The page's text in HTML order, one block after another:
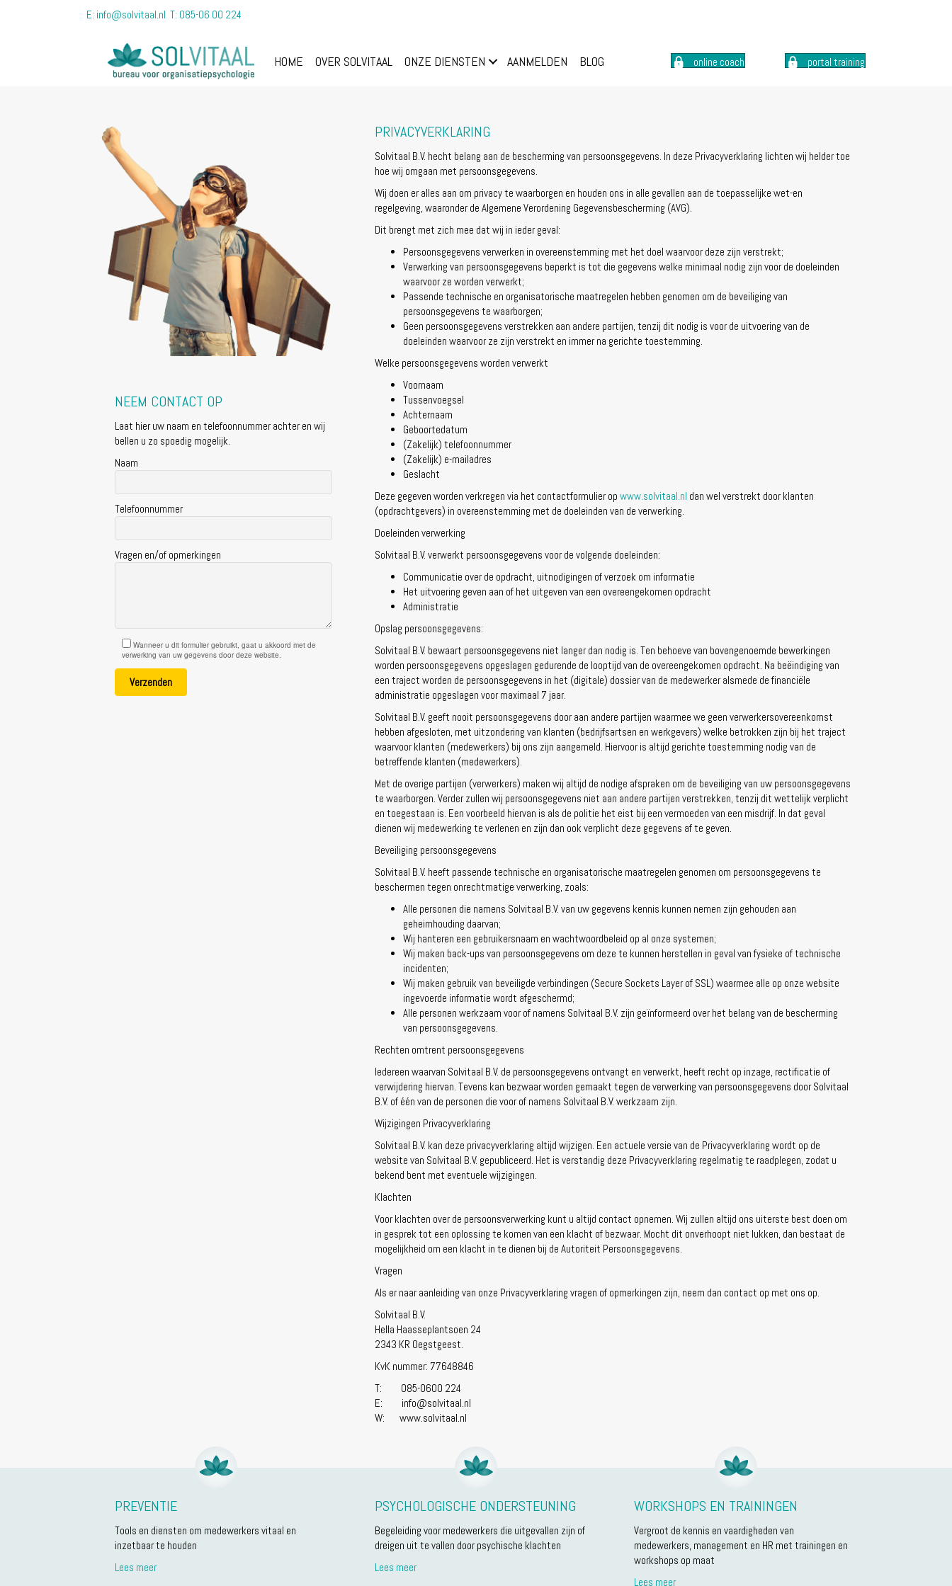
E: info@solvitaal.nl T: 085-06 00 224
HOME OVER SOLVITAAL ONZE DIENSTEN AANMELDEN BLOG online coach portal training
NEEM CONTACT OP
Laat hier uw naam en telefoonnummer achter en wij
bellen u zo spoedig mogelijk.
Naam
Telefoonnummer
Vragen en/of opmerkingen
Wanneer u dit formulier gebruikt, gaat u akkoord met de
verwerking van uw gegevens door deze website.
PRIVACYVERKLARING
Solvitaal B.V. hecht belang aan de bescherming van persoonsgegevens. In deze Privacyverklaring lichten wij helder toe
hoe wij omgaan met persoonsgegevens.
Wij doen er alles aan om privacy te waarborgen en houden ons in alle gevallen aan de toepasselijke wet-en
regelgeving, waaronder de Algemene Verordening Gegevensbescherming (AVG).
Dit brengt met zich mee dat wij in ieder geval:
Persoonsgegevens verwerken in overeenstemming met het doel waarvoor deze zijn verstrekt;
Verwerking van persoonsgegevens beperkt is tot die gegevens welke minimaal nodig zijn voor de doeleinden
waarvoor ze worden verwerkt;
Passende technische en organisatorische maatregelen hebben genomen om de beveiliging van
persoonsgegevens te waarborgen;
Geen persoonsgegevens verstrekken aan andere partijen, tenzij dit nodig is voor de uitvoering van de
doeleinden waarvoor ze zijn verstrekt en immer na gerichte toestemming.
Welke persoonsgegevens worden verwerkt
Voornaam
Tussenvoegsel
Achternaam
Geboortedatum
(Zakelijk) telefoonnummer
(Zakelijk) e-mailadres
Geslacht
Deze gegeven worden verkregen via het contactformulier op www.solvitaal.nl dan wel verstrekt door klanten
(opdrachtgevers) in overeenstemming met de doeleinden van de verwerking.
Doeleinden verwerking
Solvitaal B.V. verwerkt persoonsgegevens voor de volgende doeleinden:
Communicatie over de opdracht, uitnodigingen of verzoek om informatie
Het uitvoering geven aan of het uitgeven van een overeengekomen opdracht
Administratie
Opslag persoonsgegevens:
Solvitaal B.V. bewaart persoonsgegevens niet langer dan nodig is. Ten behoeve van bovengenoemde bewerkingen
worden persoonsgegevens opgeslagen gedurende de looptijd van de overeengekomen opdracht. Na beëindiging van
een traject worden de persoonsgegevens in het (digitale) dossier van de medewerker alsmede de financiële
administratie opgeslagen voor maximaal 7 jaar.
Solvitaal B.V. geeft nooit persoonsgegevens door aan andere partijen waarmee we geen verwerkersovereenkomst
hebben afgesloten, met uitzondering van klanten (bedrijfsartsen en werkgevers) welke betrokken zijn bij het traject
waarvoor klanten (medewerkers) bij ons zijn aangemeld. Hiervoor is altijd gerichte toestemming nodig van de
betreffende klanten (medewerkers).
Met de overige partijen (verwerkers) maken wij altijd de nodige afspraken om de beveiliging van uw persoonsgegevens
te waarborgen. Verder zullen wij persoonsgegevens niet aan andere partijen verstrekken, tenzij dit wettelijk verplicht
en toegestaan is. Een voorbeeld hiervan is als de politie het eist bij een vermoeden van een misdrijf. In dat geval
dienen wij medewerking te verlenen en zijn dan ook verplicht deze gegevens af te geven.
Beveiliging persoonsgegevens
Solvitaal B.V. heeft passende technische en organisatorische maatregelen genomen om persoonsgegevens te
beschermen tegen onrechtmatige verwerking, zoals:
Alle personen die namens Solvitaal B.V. van uw gegevens kennis kunnen nemen zijn gehouden aan
geheimhouding daarvan;
Wij hanteren een gebruikersnaam en wachtwoordbeleid op al onze systemen;
Wij maken back-ups van persoonsgegevens om deze te kunnen herstellen in geval van fysieke of technische
incidenten;
Wij maken gebruik van beveiligde verbindingen (Secure Sockets Layer of SSL) waarmee alle op onze website
ingevoerde informatie wordt afgeschermd;
Alle personen werkzaam voor of namens Solvitaal B.V. zijn geïnformeerd over het belang van de bescherming
van persoonsgegevens.
Rechten omtrent persoonsgegevens
Iedereen waarvan Solvitaal B.V. de persoonsgegevens ontvangt en verwerkt, heeft recht op inzage, rectificatie of
verwijdering hiervan. Tevens kan bezwaar worden gemaakt tegen de verwerking van persoonsgegevens door Solvitaal
B.V. of één van de personen die voor of namens Solvitaal B.V. werkzaam zijn.
Wijzigingen Privacyverklaring
Solvitaal B.V. kan deze privacyverklaring altijd wijzigen. Een actuele versie van de Privacyverklaring wordt op de
website van Solvitaal B.V. gepubliceerd. Het is verstandig deze Privacyverklaring regelmatig te raadplegen, zodat u
bekend bent met eventuele wijzigingen.
Klachten
Voor klachten over de persoonsverwerking kunt u altijd contact opnemen. Wij zullen altijd ons uiterste best doen om
in gesprek tot een oplossing te komen van een klacht of bezwaar. Mocht dit onverhoopt niet lukken, dan bestaat de
mogelijkheid om een klacht in te dienen bij de Autoriteit Persoonsgegevens.
Vragen
Als er naar aanleiding van onze Privacyverklaring vragen of opmerkingen zijn, neem dan contact op met ons op.
Solvitaal B.V.
Hella Haasseplantsoen 24
2343 KR Oegstgeest.
KvK nummer: 77648846
T: 085-0600 224
E: info@solvitaal.nl
W: www.solvitaal.nl
PREVENTIE
Tools en diensten om medewerkers vitaal en
inzetbaar te houden
Lees meer
PSYCHOLOGISCHE ONDERSTEUNING
Begeleiding voor medewerkers die uitgevallen zijn of
dreigen uit te vallen door psychische klachten
Lees meer
WORKSHOPS EN TRAININGEN
Vergroot de kennis en vaardigheden van
medewerkers, management en HR met trainingen en
workshops op maat
Lees meer